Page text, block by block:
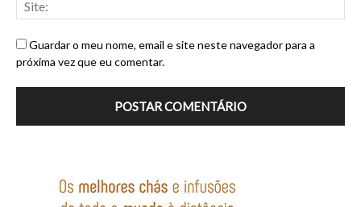
Guardar o meu nome, email e site neste navegador para a
próxima vez que eu comentar.